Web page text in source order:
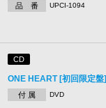
品 番 UPCI-1094
CD
ONE HEART [初回限定盤]
付 属 DVD